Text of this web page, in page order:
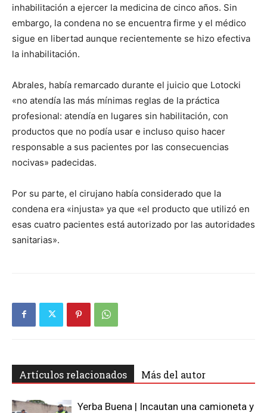
inhabilitación a ejercer la medicina de cinco años. Sin
embargo, la condena no se encuentra firme y el médico
sigue en libertad aunque recientemente se hizo efectiva
la inhabilitación.
Abrales, había remarcado durante el juicio que Lotocki
«no atendía las más mínimas reglas de la práctica
profesional: atendía en lugares sin habilitación, con
productos que no podía usar e incluso quiso hacer
responsable a sus pacientes por las consecuencias
nocivas» padecidas.
Por su parte, el cirujano había considerado que la
condena era «injusta» ya que «el producto que utilizó en
esas cuatro pacientes está autorizado por las autoridades
sanitarias».
Artículos relacionados Más del autor
Yerba Buena | Incautan una camioneta y